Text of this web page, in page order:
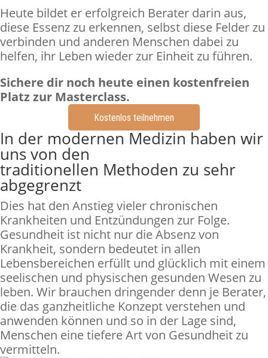
Heute bildet er erfolgreich Berater darin aus,
diese Essenz zu erkennen, selbst diese Felder zu
verbinden und anderen Menschen dabei zu
helfen, ihr Leben wieder zur Einheit zu führen.
Sichere dir noch heute einen kostenfreien
Platz zur Masterclass.
Kostenlos teilnehmen
In der modernen Medizin haben wir
uns von den
traditionellen Methoden zu sehr
abgegrenzt
Dies hat den Anstieg vieler chronischen
Krankheiten und Entzündungen zur Folge.
Gesundheit ist nicht nur die Absenz von
Krankheit, sondern bedeutet in allen
Lebensbereichen erfüllt und glücklich mit einem
seelischen und physischen gesunden Wesen zu
leben. Wir brauchen dringender denn je Berater,
die das ganzheitliche Konzept verstehen und
anwenden können und so in der Lage sind,
Menschen eine tiefere Art von Gesundheit zu
vermitteln.